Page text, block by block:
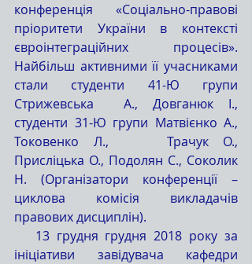
конференція «Соціально-правові
пріоритети України в контексті
євроінтеграційних процесів».
Найбільш активними її учасниками
стали студенти 41-Ю групи
Стрижевська  А., Довганюк І.,
студенти 31-Ю групи Матвієнко А.,
Токовенко Л.,    Трачук О.,
Присліцька О., Подолян С., Соколик
Н. (Організатори конференції –
циклова комісія викладачів
правових дисциплін).
ініціативи завідувача кафедри